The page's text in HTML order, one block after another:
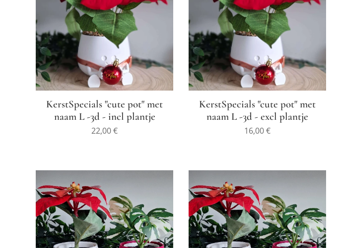
KerstSpecials "cute pot" met
naam L -3d - incl plantje
22,00€
KerstSpecials "cute pot" met
naam L -3d - excl plantje
16,00€